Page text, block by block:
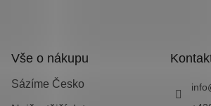
Vše o nákupu
Sázíme Česko info